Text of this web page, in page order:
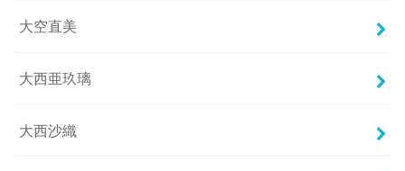
大空直美
大西亜玖璃
大西沙織